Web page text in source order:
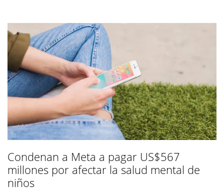
Condenan a Meta a pagar US$567
millones por afectar la salud mental de
niños